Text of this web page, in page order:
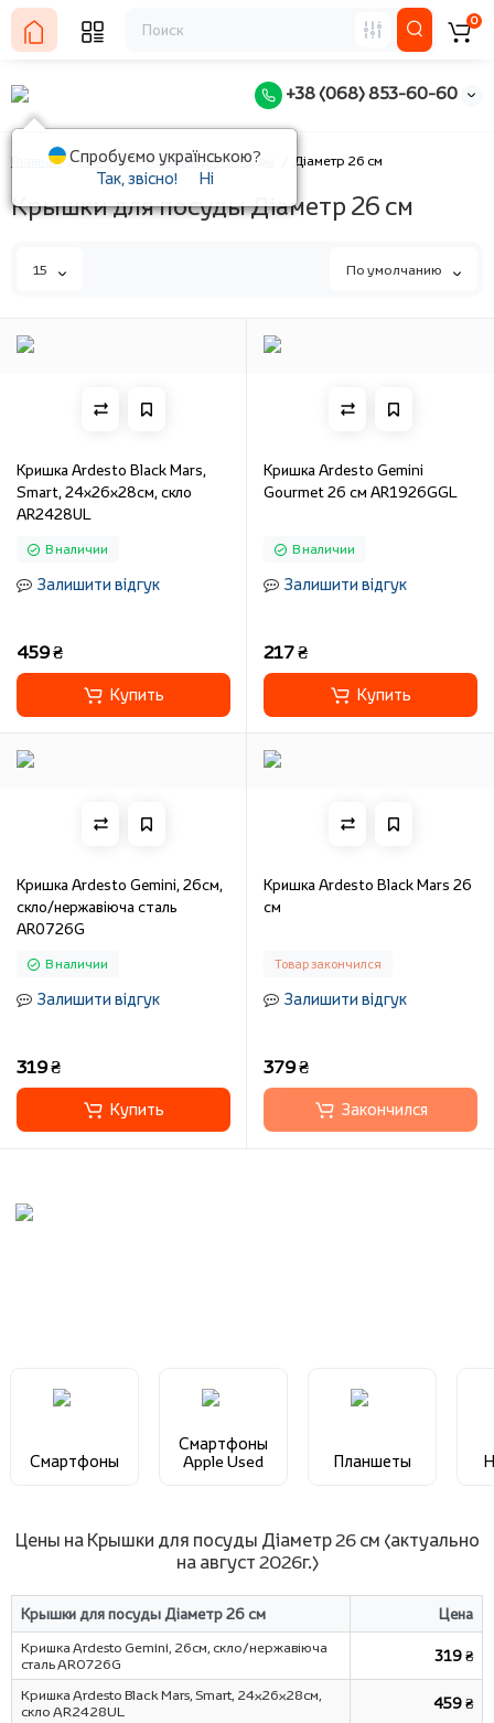
+38 (068) 853-60-60
0
Главная Посуда Крышки для посуды Діаметр 26 см
Крышки для посуды Діаметр 26 см
15 По умолчанию
Кришка Ardesto Black Mars,
Smart, 24х26х28см, скло
AR2428UL
В наличии
Залишити відгук
459 ₴
Купить
Кришка Ardesto Gemini
Gourmet 26 см AR1926GGL
В наличии
Залишити відгук
217 ₴
Купить
Кришка Ardesto Gemini, 26см,
скло/нержавіюча сталь
AR0726G
В наличии
Залишити відгук
319 ₴
Купить
Кришка Ardesto Black Mars 26
см
Товар закончился
Залишити відгук
379 ₴
Закончился
Смартфоны
Смартфоны
Apple Used
Планшеты
Цены на Крышки для посуды Діаметр 26 см (актуально
на август 2026г.)
Крышки для посуды Діаметр 26 см Цена
Кришка Ardesto Gemini, 26см, скло/нержавіюча
сталь AR0726G
319 ₴
Кришка Ardesto Black Mars, Smart, 24х26х28см,
скло AR2428UL
459 ₴
Спробуємо українською?
Так, звісно!
Ні